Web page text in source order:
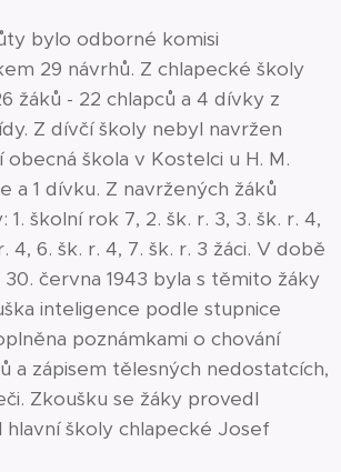
bylo odborné komisi
29 návrhů. Z chlapecké školy
žáků - 22 chlapců a 4 dívky z
Z dívčí školy nebyl navržen
škola v Kostelci u H. M.
a 1 dívku. Z navržených žáků
školní rok 7, 2. šk. r. 3, 3. šk. r. 4,
4, 6. šk. r. 4, 7. šk. r. 3 žáci. V době
30. června 1943 byla s těmito žáky
inteligence podle stupnice
poznámkami o chování
a zápisem tělesných nedostatcích,
Zkoušku se žáky provedl
hlavní školy chlapecké Josef